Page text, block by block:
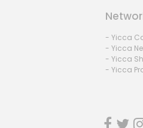
- Yicca
- Yicca
- Yicca
- Yicca